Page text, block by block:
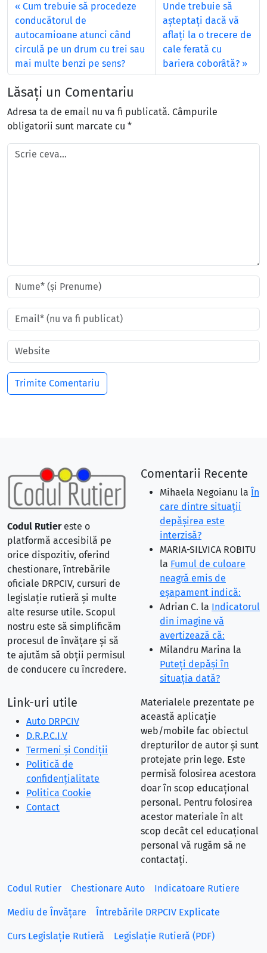
Cum trebuie să procedeze
conducătorul de
autocamioane atunci când
circulă pe un drum cu trei sau
mai multe benzi pe sens?
Unde trebuie să
așteptați dacă vă
aflați la o trecere de
cale ferată cu
bariera coborâtă?
Lăsați un Comentariu
Adresa ta de email nu va fi publicată. Câmpurile
obligatorii sunt marcate cu *
Codul Rutiereste o
platformă accesibilă pe
orice dispozitiv, oferind
chestionare, întrebările
oficiale DRPCIV, cursuri de
legislație rutieră și multe
alte resurse utile. Scopul
nostru este să simplificăm
procesul de învățare și să
te ajutăm să obții permisul
de conducere cu încredere.
Comentarii Recente
Mihaela Negoianu la În
care dintre situaţii
depăşirea este
interzisă?
MARIA-SILVICA ROBITU
la Fumul de culoare
neagră emis de
eşapament indică:
Adrian C. la Indicatorul
din imagine vă
avertizează că:
Milandru Marina la
Puteţi depăşi în
situaţia dată?
Link-uri utile
Auto DRPCIV
D.R.P.C.I.V
Termeni și Condiții
Politică de
confidențialitate
Politica Cookie
Contact
Materialele prezentate pe
această aplicație
web/mobile fac obiectul
drepturilor de autor și sunt
protejate prin lege. Este
permisă folosirea acestora
doar în scop educațional
personal. Pentru folosirea
acestor materiale în alt
scop decât cel educațional
personal vă rugăm să ne
contactați.
Codul Rutier Chestionare Auto Indicatoare Rutiere
Mediu de Învățare Întrebările DRPCIV Explicate
Curs Legislație Rutieră Legislație Rutieră (PDF)